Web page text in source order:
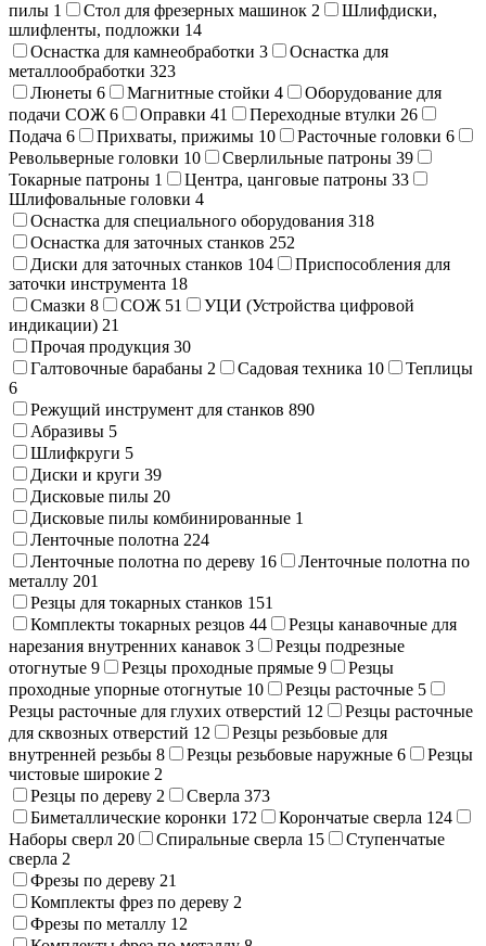
пилы 1 Стол для фрезерных машинок 2
Шлифдиски,
шлифленты, подложки 14
Оснастка для камнеобработки 3
Оснастка для
металлообработки 323
Люнеты 6 Магнитные стойки 4
Оборудование для
подачи СОЖ 6 Оправки 41 Переходные втулки 26
Подача 6 Прихваты, прижимы 10 Расточные головки 6
Револьверные головки 10 Сверлильные патроны 39
Токарные патроны 1 Центра, цанговые патроны 33
Шлифовальные головки 4
Оснастка для специального оборудования 318
Оснастка для заточных станков 252
Диски для заточных станков 104
Приспособления для
заточки инструмента 18
Смазки 8 СОЖ 51
УЦИ (Устройства цифровой
индикации) 21
Прочая продукция 30
Галтовочные барабаны 2 Садовая техника 10
Теплицы
6
Режущий инструмент для станков 890
Абразивы 5
Шлифкруги 5
Диски и круги 39
Дисковые пилы 20
Дисковые пилы комбинированные 1
Ленточные полотна 224
Ленточные полотна по дереву 16
Ленточные полотна по
металлу 201
Резцы для токарных станков 151
Комплекты токарных резцов 44
Резцы канавочные для
нарезания внутренних канавок 3
Резцы подрезные
отогнутые 9 Резцы проходные прямые 9
Резцы
проходные упорные отогнутые 10 Резцы расточные 5
Резцы расточные для глухих отверстий 12
Резцы расточные
для сквозных отверстий 12
Резцы резьбовые для
внутренней резьбы 8 Резцы резьбовые наружные 6
Резцы
чистовые широкие 2
Резцы по дереву 2 Сверла 373
Биметаллические коронки 172 Корончатые сверла 124
Наборы сверл 20 Спиральные сверла 15
Ступенчатые
сверла 2
Фрезы по дереву 21
Комплекты фрез по дереву 2
Фрезы по металлу 12